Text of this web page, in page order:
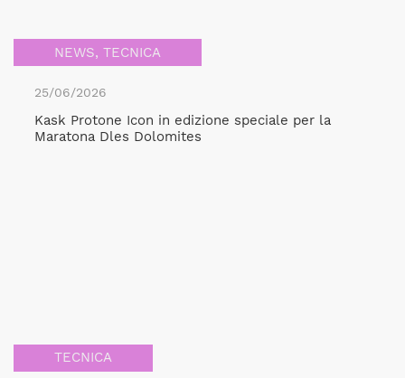
NEWS, TECNICA
25/06/2026
Kask Protone Icon in edizione speciale per la
Maratona Dles Dolomites
TECNICA